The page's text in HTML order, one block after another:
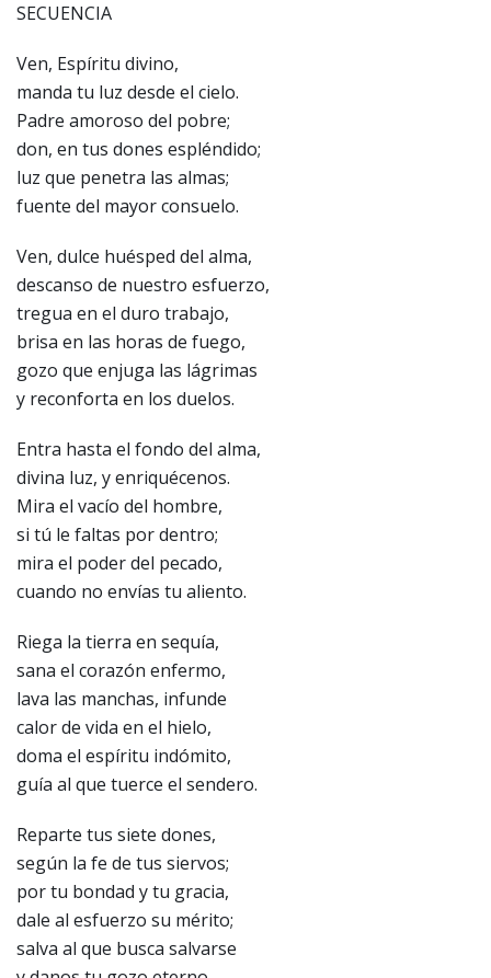
SECUENCIA
Ven, Espíritu divino,
manda tu luz desde el cielo.
Padre amoroso del pobre;
don, en tus dones espléndido;
luz que penetra las almas;
fuente del mayor consuelo.
Ven, dulce huésped del alma,
descanso de nuestro esfuerzo,
tregua en el duro trabajo,
brisa en las horas de fuego,
gozo que enjuga las lágrimas
y reconforta en los duelos.
Entra hasta el fondo del alma,
divina luz, y enriquécenos.
Mira el vacío del hombre,
si tú le faltas por dentro;
mira el poder del pecado,
cuando no envías tu aliento.
Riega la tierra en sequía,
sana el corazón enfermo,
lava las manchas, infunde
calor de vida en el hielo,
doma el espíritu indómito,
guía al que tuerce el sendero.
Reparte tus siete dones,
según la fe de tus siervos;
por tu bondad y tu gracia,
dale al esfuerzo su mérito;
salva al que busca salvarse